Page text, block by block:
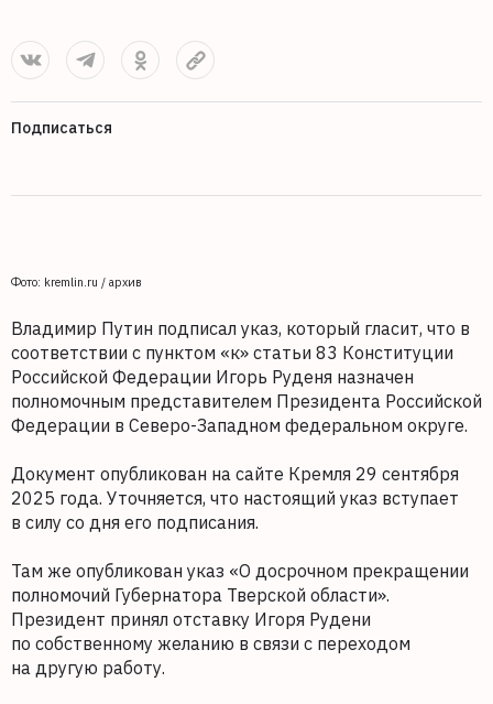
Подписаться
Фото: kremlin.ru / архив
Владимир Путин подписал указ, который гласит, что в
соответствии с пунктом «к» статьи 83 Конституции
Российской Федерации Игорь Руденя назначен
полномочным представителем Президента Российской
Федерации в Северо-Западном федеральном округе.
Документ опубликован на сайте Кремля 29 сентября
2025 года. Уточняется, что настоящий указ вступает
в силу со дня его подписания.
Там же опубликован указ «О досрочном прекращении
полномочий Губернатора Тверской области».
Президент принял отставку Игоря Рудени
по собственному желанию в связи с переходом
на другую работу.